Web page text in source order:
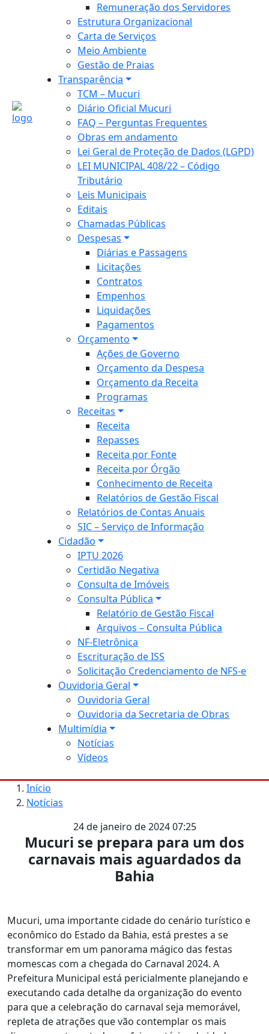
Remuneração dos Servidores
Estrutura Organizacional
Carta de Serviços
Meio Ambiente
Gestão de Praias
Transparência
TCM – Mucuri
Diário Oficial Mucuri
FAQ – Perguntas Frequentes
Obras em andamento
Lei Geral de Proteção de Dados (LGPD)
LEI MUNICIPAL 408/22 – Código
Tributário
Leis Municipais
Editais
Chamadas Públicas
Despesas
Diárias e Passagens
Licitações
Contratos
Empenhos
Liquidações
Pagamentos
Orçamento
Ações de Governo
Orçamento da Despesa
Orçamento da Receita
Programas
Receitas
Receita
Repasses
Receita por Fonte
Receita por Órgão
Conhecimento de Receita
Relatórios de Gestão Fiscal
Relatórios de Contas Anuais
SIC – Serviço de Informação
Cidadão
IPTU 2026
Certidão Negativa
Consulta de Imóveis
Consulta Pública
Relatório de Gestão Fiscal
Arquivos – Consulta Pública
NF-Eletrônica
Escrituração de ISS
Solicitação Credenciamento de NFS-e
Ouvidoria Geral
Ouvidoria Geral
Ouvidoria da Secretaria de Obras
Multimídia
Notícias
Vídeos
Início
Notícias
24 de janeiro de 2024 07:25
Mucuri se prepara para um dos
carnavais mais aguardados da
Bahia
Mucuri, uma importante cidade do cenário turístico e
econômico do Estado da Bahia, está prestes a se
transformar em um panorama mágico das festas
momescas com a chegada do Carnaval 2024. A
Prefeitura Municipal está pericialmente planejando e
executando cada detalhe da organização do evento
para que a celebração do carnaval seja memorável,
repleta de atrações que vão contemplar os mais